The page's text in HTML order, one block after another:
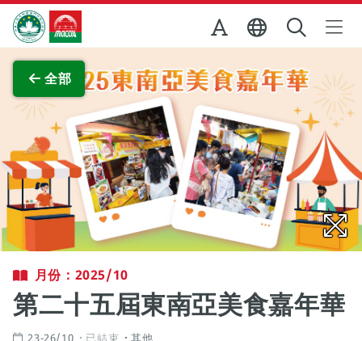
跳至主内容
澳門特別行政區政府旅遊局
全部
月份：2025/10
第二十五屆東南亞美食嘉年華